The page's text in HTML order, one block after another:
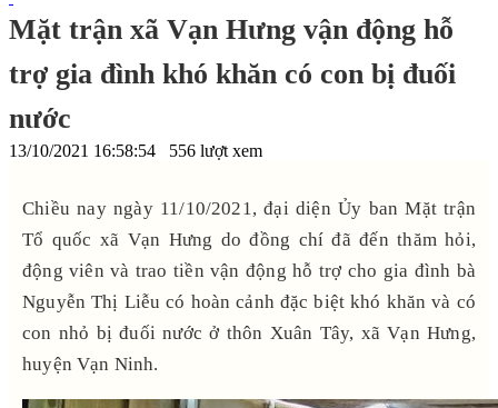
Mặt trận xã Vạn Hưng vận động hỗ
trợ gia đình khó khăn có con bị đuối
nước
13/10/2021 16:58:54 556 lượt xem
Chiều nay ngày 11/10/2021, đại diện Ủy ban Mặt trận
Tổ quốc xã Vạn Hưng do đồng chí đã đến thăm hỏi,
động viên và trao tiền vận động hỗ trợ cho gia đình bà
Nguyễn Thị Liễu có hoàn cảnh đặc biệt khó khăn và có
con nhỏ bị đuối nước ở thôn Xuân Tây, xã Vạn Hưng,
huyện Vạn Ninh.